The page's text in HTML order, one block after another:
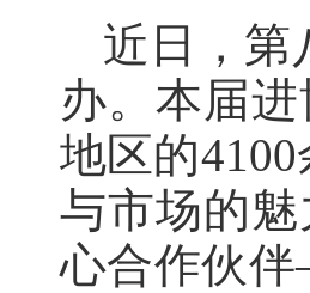
近日，第
办。本届
地区的
与市场的
心合作伙